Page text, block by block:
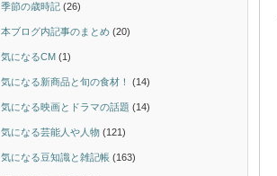
季節の歳時記 (26)
本ブログ内記事のまとめ (20)
気になるCM (1)
気になる新商品と旬の食材！ (14)
気になる映画とドラマの話題 (14)
気になる芸能人や人物 (121)
気になる豆知識と雑記帳 (163)